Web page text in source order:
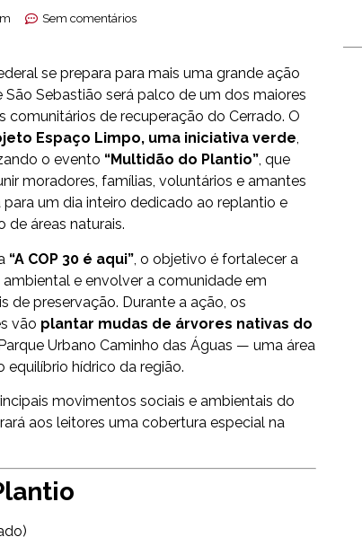
Sem comentários
se prepara para mais uma grande ação
São Sebastião será palco de um dos maiores
comunitários de recuperação do Cerrado. O
Espaço Limpo, uma iniciativa verde,
o evento “Multidão do Plantio”, que
moradores, famílias, voluntários e amantes
para um dia inteiro dedicado ao replantio e
de áreas naturais.
“A COP 30 é aqui” , o objetivo é fortalecer a
e envolver a comunidade em
de preservação. Durante a ação, os
vão plantar mudas de árvores nativas do
Urbano Caminho das Águas — uma área
equilíbrio hídrico da região.
movimentos sociais e ambientais do
aos leitores uma cobertura especial na